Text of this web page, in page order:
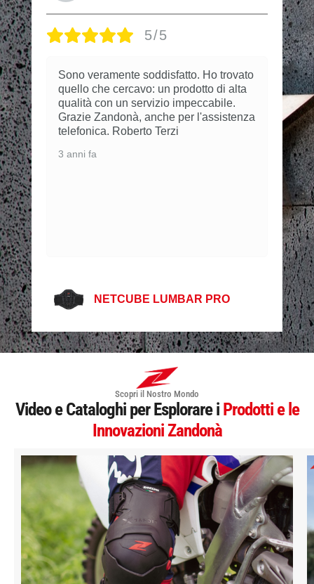
5/5
Sono veramente soddisfatto. Ho trovato
quello che cercavo: un prodotto di alta
qualità con un servizio impeccabile.
Grazie Zandonà, anche per l'assistenza
telefonica. Roberto Terzi
3 anni fa
NETCUBE LUMBAR PRO
Scopri il Nostro Mondo
Video e Cataloghi per Esplorare i Prodotti e le
Innovazioni Zandonà